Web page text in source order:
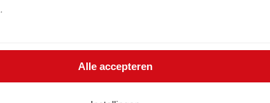
Alle accepteren